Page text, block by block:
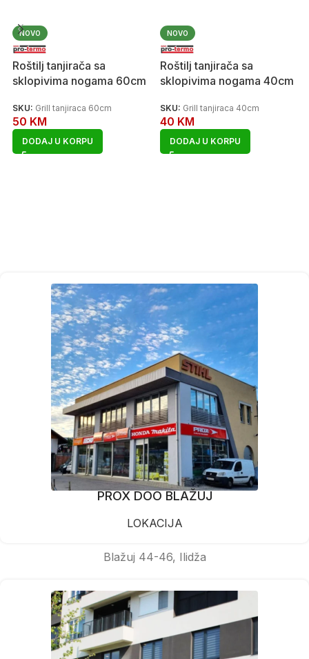
NOVO
Roštilj tanjirača sa
sklopivima nogama 60cm
SKU: Grill tanjiraca 60cm
50 KM
DODAJ U KORPU
NOVO
Roštilj tanjirača sa
sklopivima nogama 40cm
SKU: Grill tanjiraca 40cm
40 KM
DODAJ U KORPU
PROX DOO BLAŽUJ
LOKACIJA
Blažuj 44-46, Ilidža